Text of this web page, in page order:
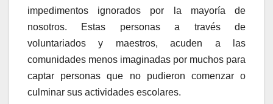
impedimentos ignorados por la mayoría de
nosotros. Estas personas a través de
voluntariados y maestros, acuden a las
comunidades menos imaginadas por muchos para
captar personas que no pudieron comenzar o
culminar sus actividades escolares.